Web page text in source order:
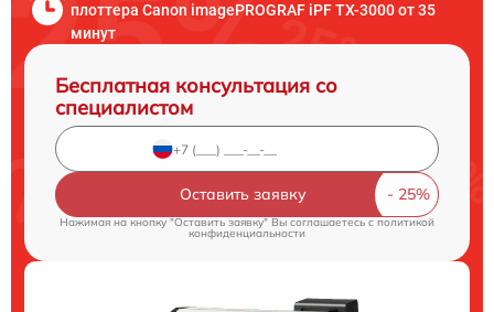
плоттера Canon imagePROGRAF iPF TX-3000 от 35
минут
Бесплатная консультация со
специалистом
Оставить заявку
Нажимая на кнопку "Оставить заявку" Вы соглашаетесь cполитикой
конфиденциальности